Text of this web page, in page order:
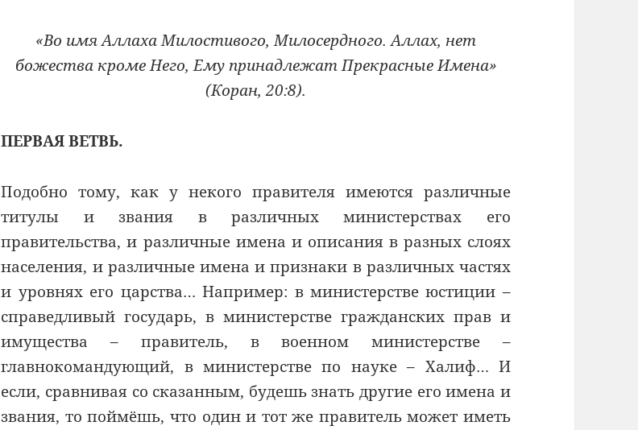
«Во имя Аллаха Милостивого, Милосердного. Аллах, нет
божества кроме Него, Ему принадлежат Прекрасные Имена»
(Коран, 20:8).
ПЕРВАЯ ВЕТВЬ.
Подобно тому, как у некого правителя имеются различные
титулы и звания в различных министерствах его
правительства, и различные имена и описания в разных слоях
населения, и различные имена и признаки в различных частях
и уровнях его царства… Например: в министерстве юстиции –
справедливый государь, в министерстве гражданских прав и
имущества – правитель, в военном министерстве –
главнокомандующий, в министерстве по науке – Халиф… И
если, сравнивая со сказанным, будешь знать другие его имена и
звания, то поймёшь, что один и тот же правитель может иметь